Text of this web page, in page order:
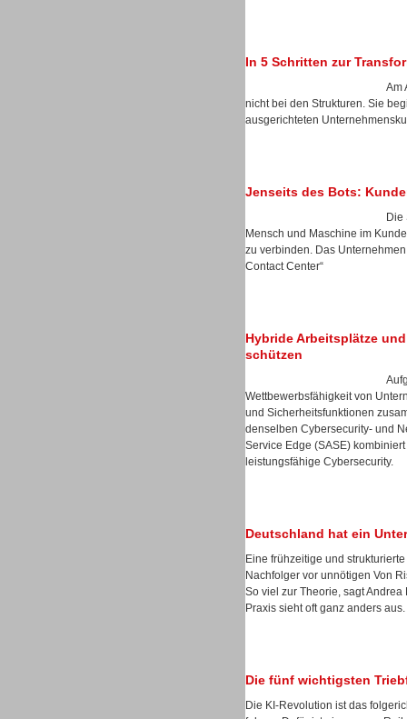
In 5 Schritten zur
Am
nicht bei den Strukturen. Sie
ausgerichteten
Jenseits des Bots:
Die
Mensch und Maschine im
zu verbinden. Das
Contact Center“
Hybride Arbeitsplätze
schützen
Wettbewerbsfähigkeit von
und Sicherheitsfunktionen
denselben Cybersecurity- und
Service Edge (SASE)
leistungsfähige Cybersecurity.
Deutschland hat ein
Eine frühzeitige und
Nachfolger vor unnötigen Von
So viel zur Theorie, sagt
Praxis sieht oft ganz anders aus.
Die fünf wichtigsten
Die KI-Revolution ist das